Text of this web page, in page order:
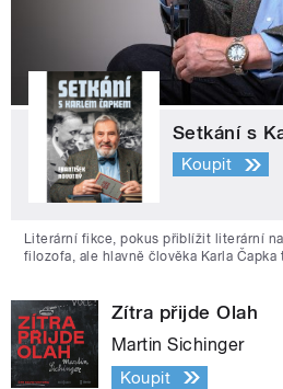
Setkání s
Koupit
Literární fikce, pokus přiblížit literární
filozofa, ale hlavně člověka Karla
Zítra přijde Olah
Martin Sichinger
Koupit